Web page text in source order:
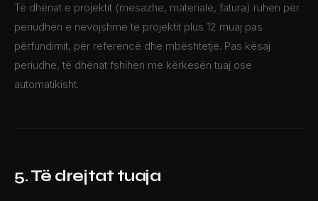
Të dhënat e projektit (mesazhe, materiale, fatura) ruhen për
periudhën e nevojshme të projektit plus 12 muaj pas
përfundimit, për referencë dhe mbështetje. Pas kësaj
periudhe, të dhënat fshihen me kërkesën tuaj ose
automatikisht.
5. Të drejtat tuaja